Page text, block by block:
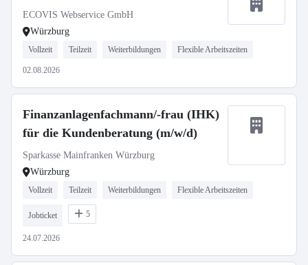
ECOVIS Webservice GmbH
Würzburg
Vollzeit Teilzeit Weiterbildungen Flexible Arbeitszeiten
02.08.2026
Finanzanlagenfachmann/-frau (IHK)
für die Kundenberatung (m/w/d)
Sparkasse Mainfranken Würzburg
Würzburg
Vollzeit Teilzeit Weiterbildungen Flexible Arbeitszeiten
Jobticket 5
24.07.2026